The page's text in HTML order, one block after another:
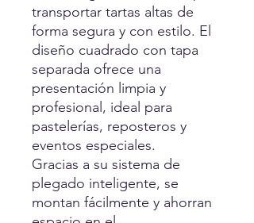
transportar tartas altas de
forma segura y con estilo. El
diseño cuadrado con tapa
separada ofrece una
presentación limpia y
profesional, ideal para
pastelerías, reposteros y
eventos especiales.
Gracias a su sistema de
plegado inteligente, se
montan fácilmente y ahorran